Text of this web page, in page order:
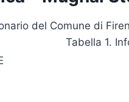
del Comune di
Tabella 1.